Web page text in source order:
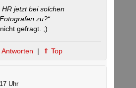
HR jetzt bei solchen
zu?“
gefragt. ;)
Antworten | ⇑ Top
Uhr